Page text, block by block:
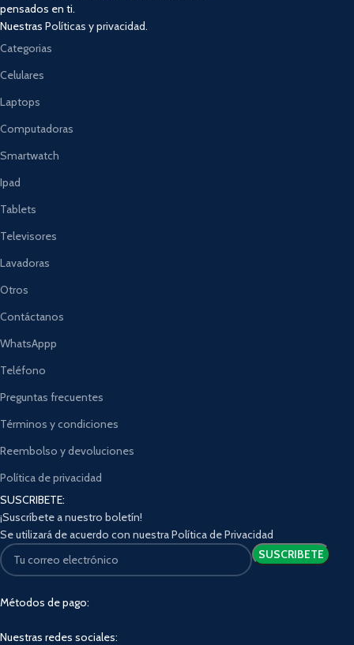
pensados en ti.
Nuestras Políticas y privacidad.
Categorias
Celulares
Laptops
Computadoras
Smartwatch
Ipad
Tablets
Televisores
Lavadoras
Otros
Contáctanos
WhatsAppp
Teléfono
Preguntas frecuentes
Términos y condiciones
Reembolso y devoluciones
Política de privacidad
SUSCRIBETE:
¡Suscríbete a nuestro boletín!
Se utilizará de acuerdo con nuestra Política de Privacidad
Métodos de pago:
Nuestras redes sociales: